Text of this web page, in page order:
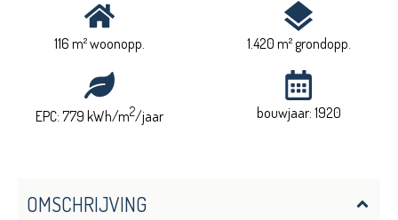
116 m² woonopp. 1.420 m² grondopp.
EPC: 779 kWh/m2/jaar bouwjaar: 1920
OMSCHRIJVING